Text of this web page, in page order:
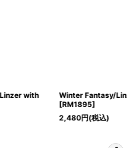
with
Winter Fantasy/
[RM1895]
2,480円(税込)